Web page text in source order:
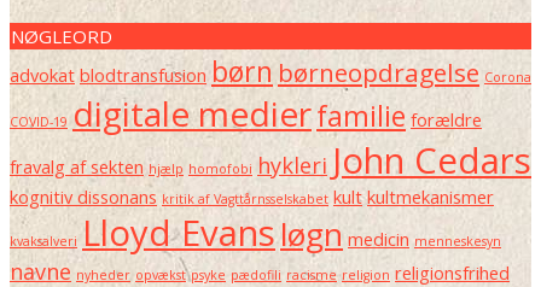
NØGLEORD
advokat blodtransfusion børn børneopdragelse Corona
COVID-19 digitale medierfamilie forældre
fravalg af sekten hjælp homofobi hykleri John Cedars
kognitiv dissonans kritik af Vagttårnsselskabet kult kultmekanismer
kvaksalveri Lloyd Evansløgn medicin menneskesyn
navne nyheder opvækst psyke pædofili racisme religion religionsfrihed